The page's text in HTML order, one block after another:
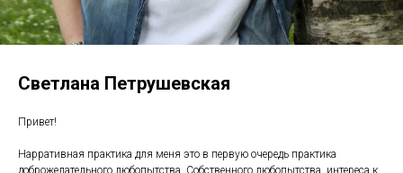
Светлана Петрушевская
Привет!
Нарративная практика для меня это в первую очередь практика
доброжелательного любопытства. Собственного любопытства, интереса к